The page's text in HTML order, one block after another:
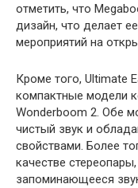
отметить, что
дизайн, что делает
мероприятий на
Кроме того, Ultimate
компактные модели
Wonderboom 2. Обе
чистый звук и
свойствами. Более
качестве
запоминающееся